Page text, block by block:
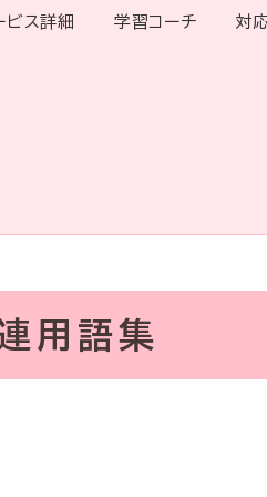
ビス詳細 学習コーチ 対
用語集